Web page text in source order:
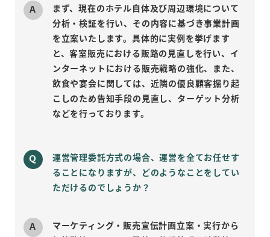
まず、現在のホテル自体及び周辺環境について
分析・検証を行い、その内容に基づき事業計画
を立案いたします。具体的に実例を挙げます
と、客室販売における販路の見直しを行い、イ
ンターネットにおける販売戦略の強化、また、
飲食や宴会に関しては、近隣の優良顧客掘り起
こしのため告知手段の見直し、ターゲット分析
などを行っております。
運営管理委託方式の場合、運営を全てお任せす
ることになりますが、どのようなことをしてい
ただけるのでしょうか？
マーケティング・販売宣伝計画立案・実行から